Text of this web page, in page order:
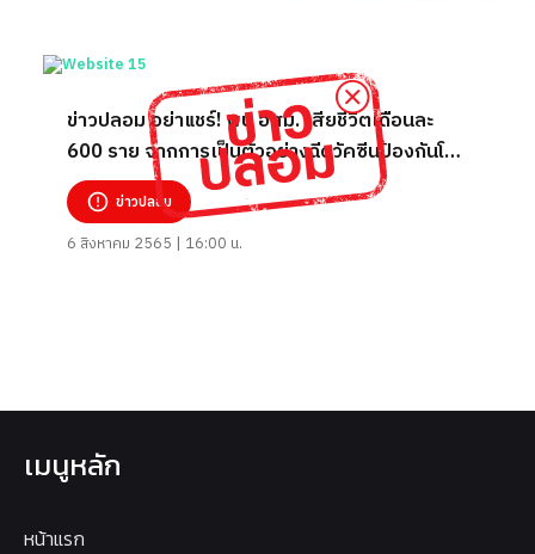
ข่าวปลอม อย่าแชร์! พบ อสม. เสียชีวิตเดือนละ
600 ราย จากการเป็นตัวอย่างฉีดวัคซีนป้องกันโค
วิด 19
ข่าวปลอม
6 สิงหาคม 2565 | 16:00 น.
เมนูหลัก
หน้าแรก